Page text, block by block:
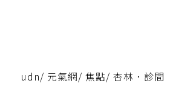
udn/ 元氣網/ 焦點/ 杏林．診間